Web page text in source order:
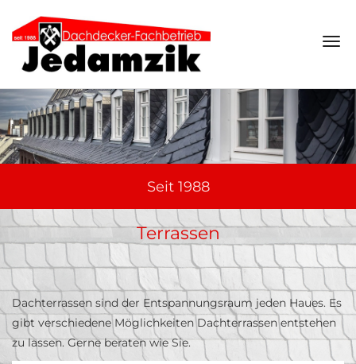
Seit 1988
Terrassen
Dachterrassen sind der Entspannungsraum jeden Haues. Es
gibt verschiedene Möglichkeiten Dachterrassen entstehen
zu lassen. Gerne beraten wie Sie.